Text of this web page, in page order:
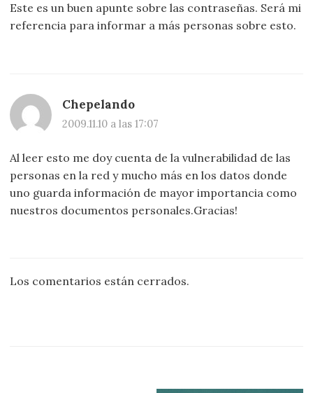
Este es un buen apunte sobre las contraseñas. Será mi
referencia para informar a más personas sobre esto.
Chepelando
2009.11.10 a las 17:07
Al leer esto me doy cuenta de la vulnerabilidad de las
personas en la red y mucho más en los datos donde
uno guarda información de mayor importancia como
nuestros documentos personales.Gracias!
Los comentarios están cerrados.